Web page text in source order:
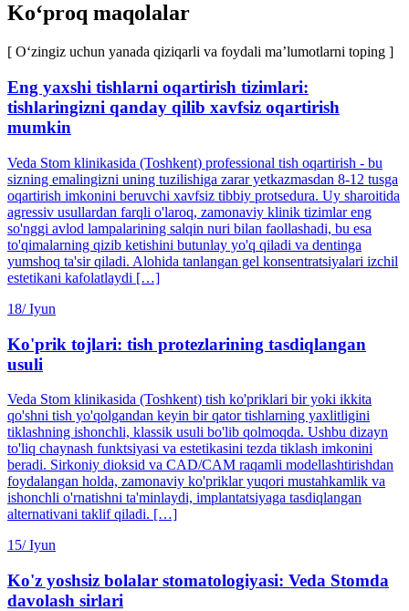
Ko‘proq maqolalar
[ O‘zingiz uchun yanada qiziqarli va foydali ma’lumotlarni toping ]
Eng yaxshi tishlarni oqartirish tizimlari:
tishlaringizni qanday qilib xavfsiz oqartirish
mumkin
Veda Stom klinikasida (Toshkent) professional tish oqartirish - bu
sizning emalingizni uning tuzilishiga zarar yetkazmasdan 8-12 tusga
oqartirish imkonini beruvchi xavfsiz tibbiy protsedura. Uy sharoitida
agressiv usullardan farqli o'laroq, zamonaviy klinik tizimlar eng
so'nggi avlod lampalarining salqin nuri bilan faollashadi, bu esa
to'qimalarning qizib ketishini butunlay yo'q qiladi va dentinga
yumshoq ta'sir qiladi. Alohida tanlangan gel konsentratsiyalari izchil
estetikani kafolatlaydi […]
18/ Iyun
Ko'prik tojlari: tish protezlarining tasdiqlangan
usuli
Veda Stom klinikasida (Toshkent) tish ko'priklari bir yoki ikkita
qo'shni tish yo'qolgandan keyin bir qator tishlarning yaxlitligini
tiklashning ishonchli, klassik usuli bo'lib qolmoqda. Ushbu dizayn
to'liq chaynash funktsiyasi va estetikasini tezda tiklash imkonini
beradi. Sirkoniy dioksid va CAD/CAM raqamli modellashtirishdan
foydalangan holda, zamonaviy ko'priklar yuqori mustahkamlik va
ishonchli o'rnatishni ta'minlaydi, implantatsiyaga tasdiqlangan
alternativani taklif qiladi. […]
15/ Iyun
Ko'z yoshsiz bolalar stomatologiyasi: Veda Stomda
davolash sirlari